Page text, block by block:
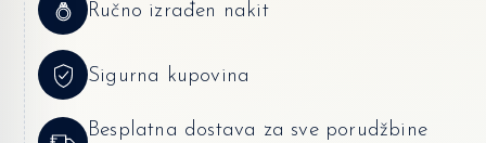
Ručno izrađen nakit
Sigurna kupovina
Besplatna dostava za sve porudžbine